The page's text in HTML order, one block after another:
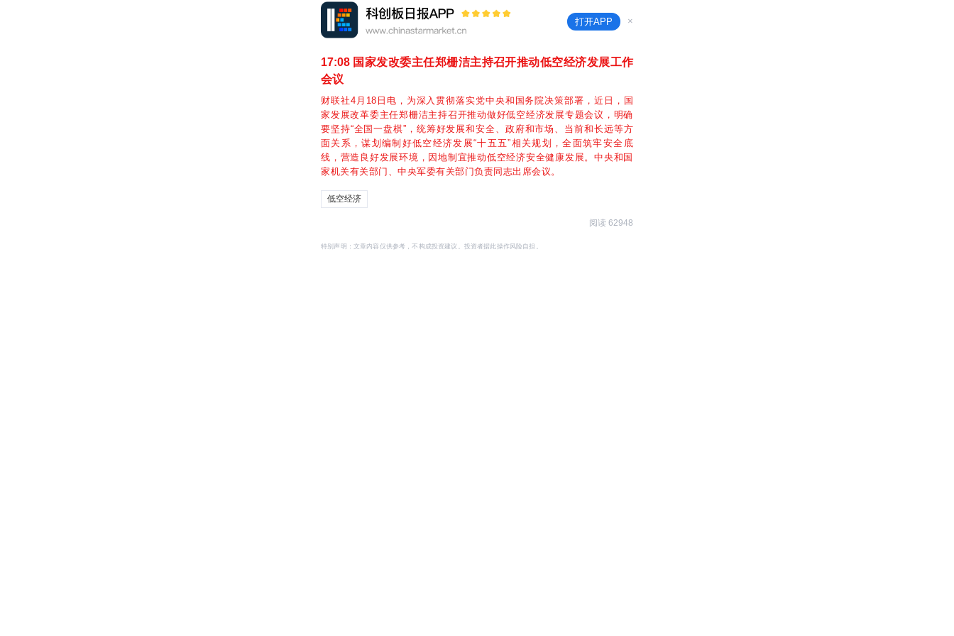
打开APP ×
17:08 国家发改委主任郑栅洁主持召开推动低空经济发展工作
会议
财联社4月18日电，为深入贯彻落实党中央和国务院决策部署，近日，国
家发展改革委主任郑栅洁主持召开推动做好低空经济发展专题会议，明确
要坚持“全国一盘棋”，统筹好发展和安全、政府和市场、当前和长远等方
面关系，谋划编制好低空经济发展“十五五”相关规划，全面筑牢安全底
线，营造良好发展环境，因地制宜推动低空经济安全健康发展。中央和国
家机关有关部门、中央军委有关部门负责同志出席会议。
低空经济
阅读 62948
特别声明：文章内容仅供参考，不构成投资建议。投资者据此操作风险自担。